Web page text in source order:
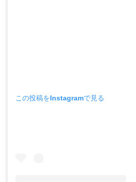
この投稿をInstagramで見る